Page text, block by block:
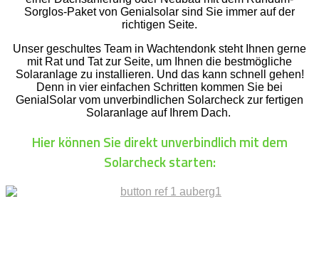
Sorglos-Paket von Genialsolar sind Sie immer auf der
richtigen Seite.
Unser geschultes Team in Wachtendonk steht Ihnen gerne
mit Rat und Tat zur Seite, um Ihnen die bestmögliche
Solaranlage zu installieren. Und das kann schnell gehen!
Denn in vier einfachen Schritten kommen Sie bei
GenialSolar vom unverbindlichen Solarcheck zur fertigen
Solaranlage auf Ihrem Dach.
Hier können Sie direkt unverbindlich mit dem
Solarcheck starten: